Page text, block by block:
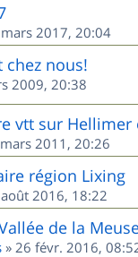
2017, 20:04
chez nous!
2009, 20:38
vtt sur Hellimer
2011, 20:26
région Lixing
2016, 18:22
de la
» 26 févr. 2016,